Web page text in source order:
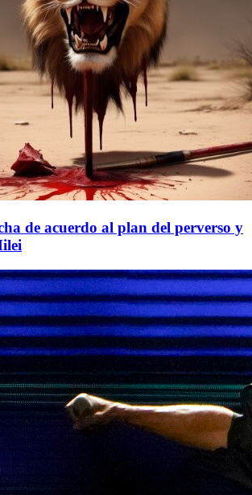
de acuerdo al plan del perverso y